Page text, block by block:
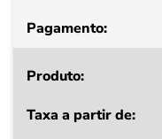
Pagamento